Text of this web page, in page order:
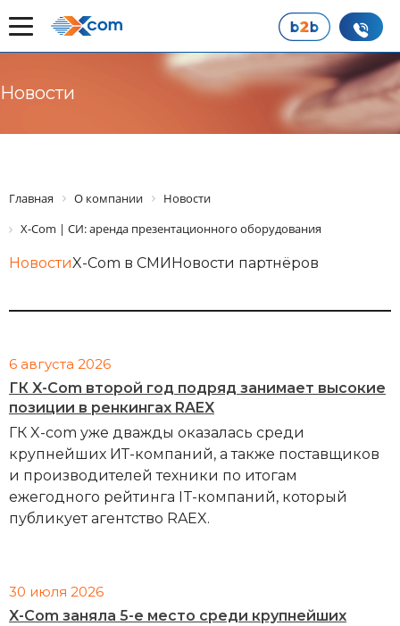
Новости
Главная О компании
Новости
X-Com | СИ: аренда презентационного оборудования
НовостиX-Com в СМИНовости партнёров
6 августа 2026
ГК X-Com второй год подряд занимает высокие
позиции в ренкингах RAEX
ГК X-com уже дважды оказалась среди
крупнейших ИТ-компаний, а также поставщиков
и производителей техники по итогам
ежегодного рейтинга IT-компаний, который
публикует агентство RAEX.
30 июля 2026
X-Com заняла 5-е место среди крупнейших